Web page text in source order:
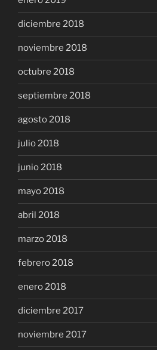
diciembre 2018
noviembre 2018
octubre 2018
septiembre 2018
agosto 2018
julio 2018
junio 2018
mayo 2018
abril 2018
marzo 2018
febrero 2018
enero 2018
diciembre 2017
noviembre 2017